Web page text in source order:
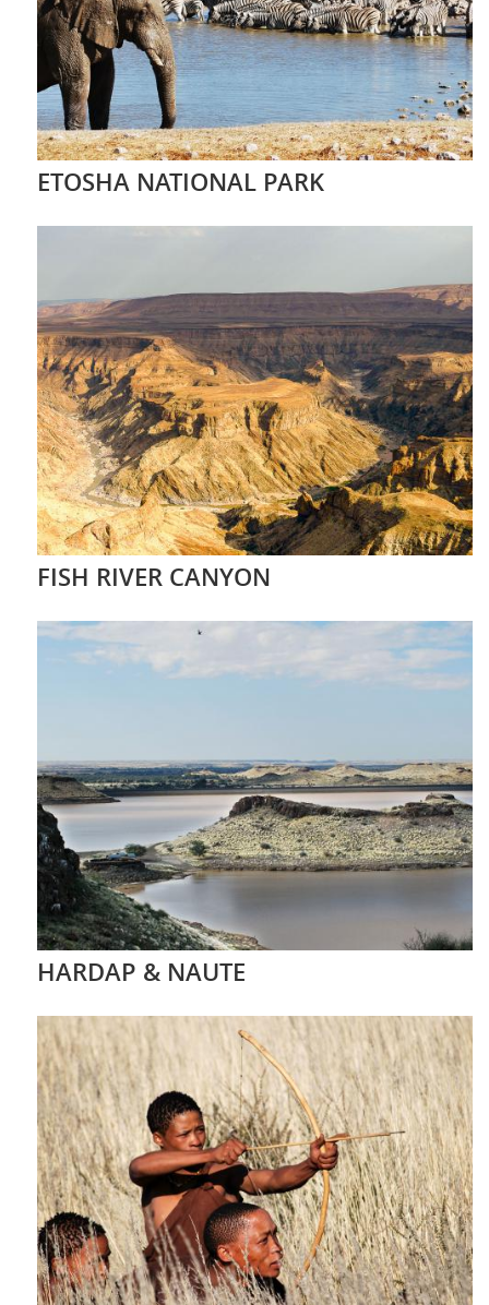
ETOSHA NATIONAL PARK
FISH RIVER CANYON
HARDAP & NAUTE